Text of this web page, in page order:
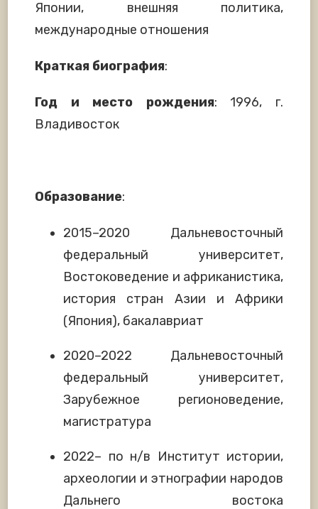
Японии, внешняя политика,
международные отношения
Краткая биография:
Год и место рождения: 1996, г.
Владивосток
Образование:
2015–2020 Дальневосточный
федеральный университет,
Востоковедение и африканистика,
история стран Азии и Африки
(Япония), бакалавриат
2020–2022 Дальневосточный
федеральный университет,
Зарубежное регионоведение,
магистратура
2022– по н/в Институт истории,
археологии и этнографии народов
Дальнего востока